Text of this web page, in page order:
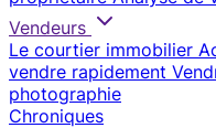
Vendeurs
Le courtier immobilier
vendre rapidement
photographie
Chroniques